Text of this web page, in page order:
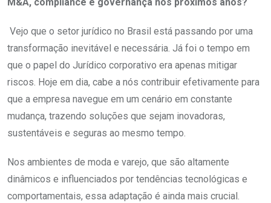
Vejo que o setor jurídico no Brasil está passando por uma
transformação inevitável e necessária. Já foi o tempo em
que o papel do Jurídico corporativo era apenas mitigar
riscos. Hoje em dia, cabe a nós contribuir efetivamente para
que a empresa navegue em um cenário em constante
mudança, trazendo soluções que sejam inovadoras,
sustentáveis e seguras ao mesmo tempo.
Nos ambientes de moda e varejo, que são altamente
dinâmicos e influenciados por tendências tecnológicas e
comportamentais, essa adaptação é ainda mais crucial.